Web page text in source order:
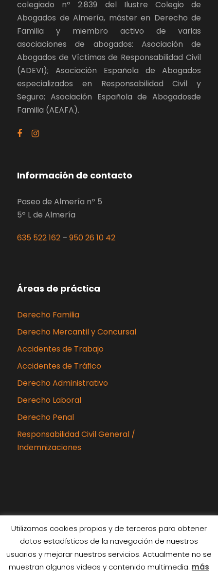
colegiado nº 2.839 del Ilustre Colegio de
Abogados de Almería, máster en Derecho de
Familia y miembro activo de varias
asociaciones de abogados: Asociación de
Abogados de Víctimas de Responsabilidad Civil
(ADEVI); Asociación Española de Abogados
especializados en Responsabilidad Civil y
Seguro; Asociación Española de Abogadosde
Familia (AEAFA).
Información de contacto
Paseo de Almería nº 5
5º L de Almería
635 522 162 – 950 26 10 42
Áreas de práctica
Derecho Familia
Derecho Mercantil y Concursal
Accidentes de Trabajo
Accidentes de Tráfico
Derecho Administrativo
Derecho Laboral
Derecho Penal
Responsabilidad Civil General /
Indemnizaciones
Copyright 2024 Rubiabogados, Todos los
derechos reservados
Utilizamos cookies propias y de terceros para obtener
datos estadísticos de la navegación de nuestros
usuarios y mejorar nuestros servicios. Actualmente no se
muestran algunos vídeos y contenido multimedia. más